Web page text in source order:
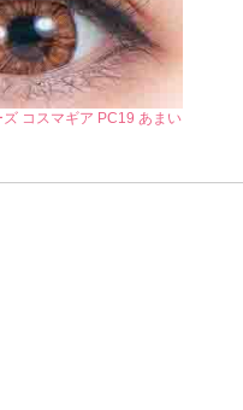
コスマギア PC19 あまい